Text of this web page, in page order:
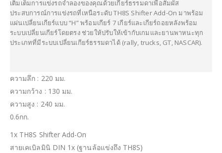
เติมเต็มการแข่งรถจำลองของคุณด้วยเกียร์ธรรมดาเพื่อสัมผัส
ประสบการณ์การแข่งรถที่เหนือระดับ TH8S Shifter Add-On มาพร้อม
แผ่นเปลี่ยนเกียร์แบบ “H” พร้อมเกียร์ 7 เกียร์และเกียร์ถอยหลังพร้อม
ระบบเปลี่ยนเกียร์โดยตรง ช่วยให้ปรับให้เข้ากับเกมและยานพาหนะทุก
ประเภทที่มีระบบเปลี่ยนเกียร์ธรรมดาได้ (rally, trucks, GT, NASCAR).
ความลึก : 220 มม.
ความกว้าง : 130 มม.
ความสูง : 240 มม.
0.6กก.
1x TH8S Shifter Add-On
สายเคเบิลมินิ DIN 1x (ฐานล้อแข่งถึง TH8S)